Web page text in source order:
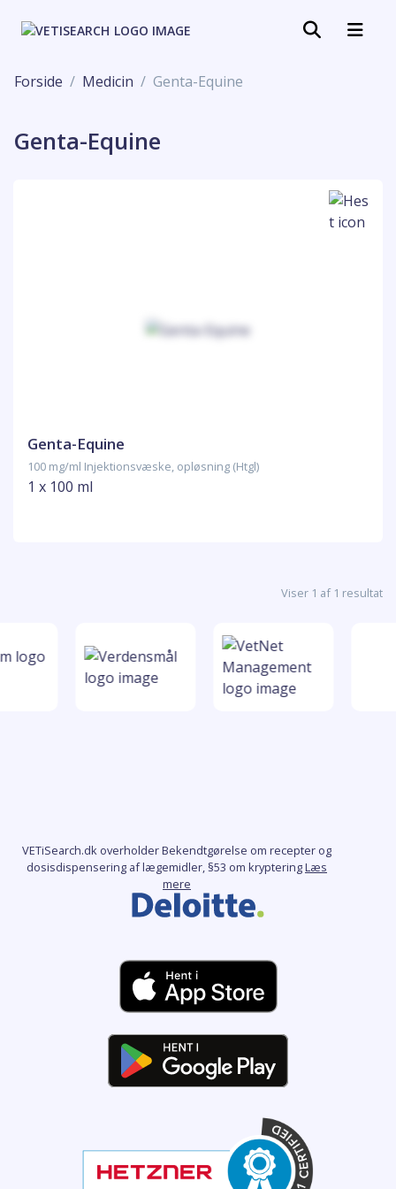
Forside Medicin Genta-Equine
Genta-Equine
Genta-Equine
100 mg/ml Injektionsvæske, opløsning (Htgl)
1 x 100 ml
Viser 1 af 1 resultat
VETiSearch.dk overholder Bekendtgørelse om recepter og
dosisdispensering af lægemidler, §53 om krypteringLæs
mere